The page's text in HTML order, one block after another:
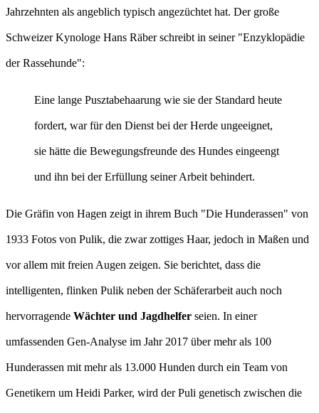
Jahrzehnten als angeblich typisch angezüchtet hat. Der große
Schweizer Kynologe Hans Räber schreibt in seiner "Enzyklopädie
der Rassehunde":
Eine lange Pusztabehaarung wie sie der Standard heute
fordert, war für den Dienst bei der Herde ungeeignet,
sie hätte die Bewegungsfreunde des Hundes eingeengt
und ihn bei der Erfüllung seiner Arbeit behindert.
Die Gräfin von Hagen zeigt in ihrem Buch "Die Hunderassen" von
1933 Fotos von Pulik, die zwar zottiges Haar, jedoch in Maßen und
vor allem mit freien Augen zeigen. Sie berichtet, dass die
intelligenten, flinken Pulik neben der Schäferarbeit auch noch
hervorragende Wächter und Jagdhelfer seien. In einer
umfassenden Gen-Analyse im Jahr 2017 über mehr als 100
Hunderassen mit mehr als 13.000 Hunden durch ein Team von
Genetikern um Heidi Parker, wird der Puli genetisch zwischen die